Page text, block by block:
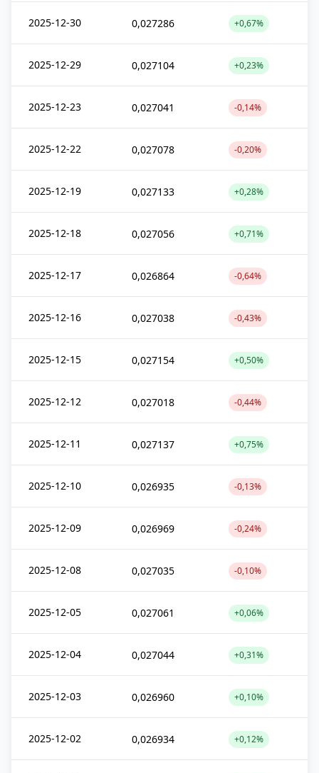
2025-12-30 0,027286 +0,67%
2025-12-29 0,027104 +0,23%
2025-12-23 0,027041 -0,14%
2025-12-22 0,027078 -0,20%
2025-12-19 0,027133 +0,28%
2025-12-18 0,027056 +0,71%
2025-12-17 0,026864 -0,64%
2025-12-16 0,027038 -0,43%
2025-12-15 0,027154 +0,50%
2025-12-12 0,027018 -0,44%
2025-12-11 0,027137 +0,75%
2025-12-10 0,026935 -0,13%
2025-12-09 0,026969 -0,24%
2025-12-08 0,027035 -0,10%
2025-12-05 0,027061 +0,06%
2025-12-04 0,027044 +0,31%
2025-12-03 0,026960 +0,10%
2025-12-02 0,026934 +0,12%